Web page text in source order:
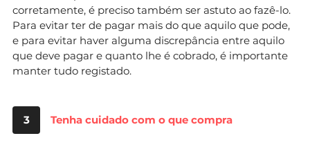
corretamente, é preciso também ser astuto ao fazê-lo.
Para evitar ter de pagar mais do que aquilo que pode,
e para evitar haver alguma discrepância entre aquilo
que deve pagar e quanto lhe é cobrado, é importante
manter tudo registado.
3 Tenha cuidado com o que compra